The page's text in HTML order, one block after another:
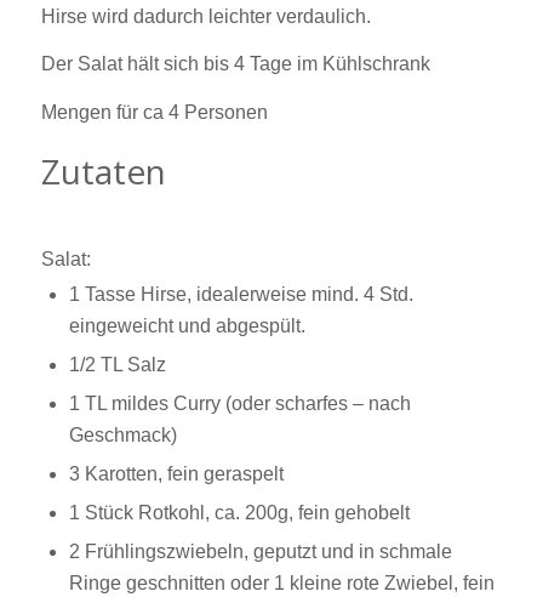
Hirse wird dadurch leichter verdaulich.
Der Salat hält sich bis 4 Tage im Kühlschrank
Mengen für ca 4 Personen
Zutaten
Salat:
1 Tasse Hirse, idealerweise mind. 4 Std.
eingeweicht und abgespült.
1/2 TL Salz
1 TL mildes Curry (oder scharfes – nach
Geschmack)
3 Karotten, fein geraspelt
1 Stück Rotkohl, ca. 200g, fein gehobelt
2 Frühlingszwiebeln, geputzt und in schmale
Ringe geschnitten oder 1 kleine rote Zwiebel, fein